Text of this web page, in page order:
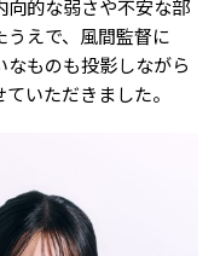
向的な弱さや不安な部
えで、風間監督に
ものも投影しながら
いただきました。